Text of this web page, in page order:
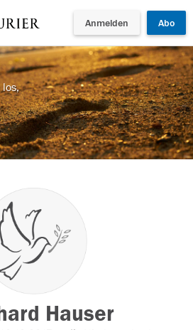
Anmelden Abo
los,
Hauser